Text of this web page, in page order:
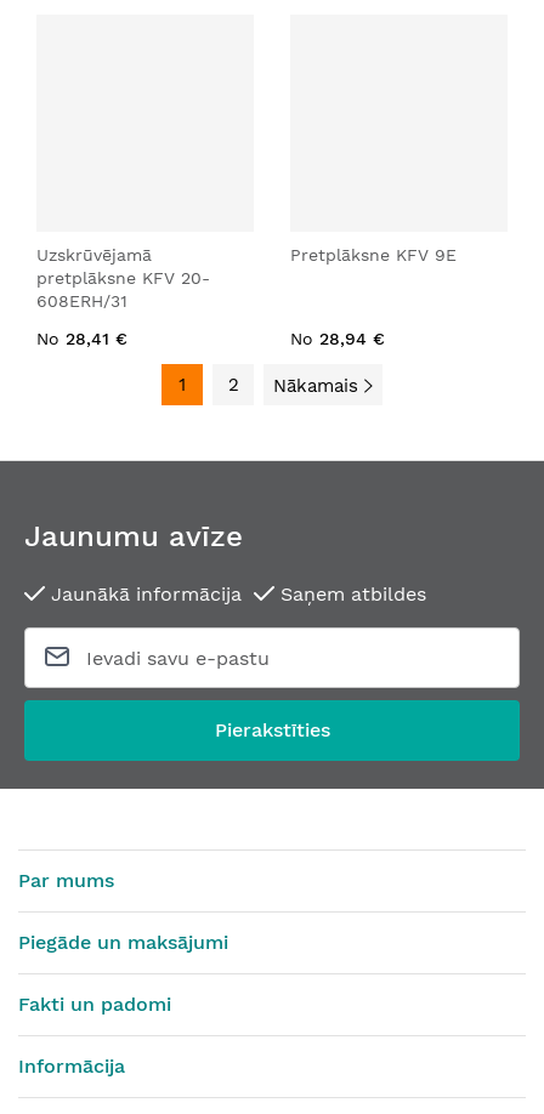
Uzskrūvējamā
pretplāksne KFV 20-
608ERH/31
No 28,41 €
Pretplāksne KFV 9E
No 28,94 €
1 2 Nākamais
Jaunumu avīze
Jaunākā informācija Saņem atbildes
Pierakstīties
Par mums
Piegāde un maksājumi
Fakti un padomi
Informācija